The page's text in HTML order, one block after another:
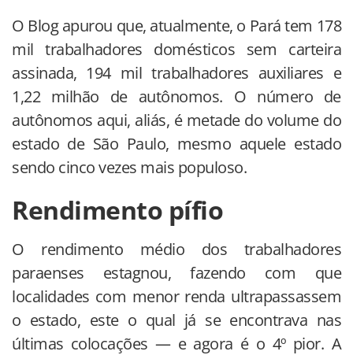
O Blog apurou que, atualmente, o Pará tem 178
mil trabalhadores domésticos sem carteira
assinada, 194 mil trabalhadores auxiliares e
1,22 milhão de autônomos. O número de
autônomos aqui, aliás, é metade do volume do
estado de São Paulo, mesmo aquele estado
sendo cinco vezes mais populoso.
Rendimento pífio
O rendimento médio dos trabalhadores
paraenses estagnou, fazendo com que
localidades com menor renda ultrapassassem
o estado, este o qual já se encontrava nas
últimas colocações — e agora é o 4º pior. A